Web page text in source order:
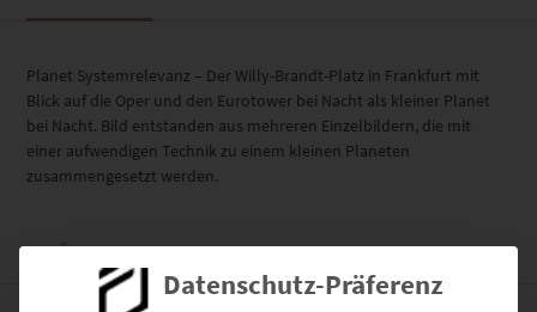
Planet Systemrelevanz – Der Willy-Brandt-Platz in Frankfurt mit
Blick auf die Oper und den Eurotower bei Nacht als kleiner Planet
bei Nacht. Bild entstanden aus mehreren Einzelbildern, die mit
einer aufwendigen Technik zu einem kleinen Planeten
zusammengesetzt werden.
ZUSÄTZLICHE INFORMATIONEN
Datenschutz-Präferenz